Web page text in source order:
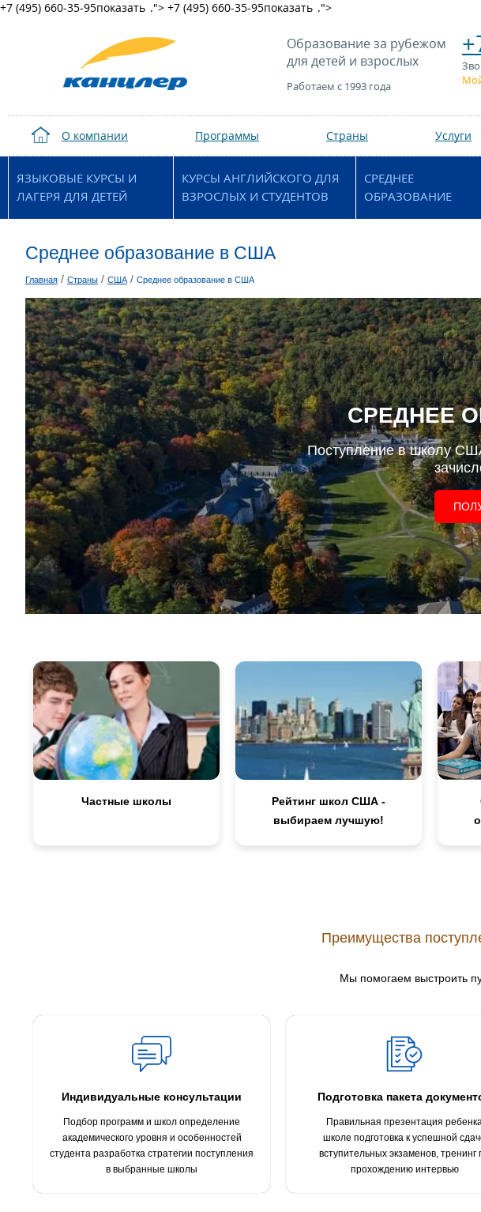
+7 (495) 660-35-95показать ."> +7 (495) 660-35-95показать .">
Образование за рубежом
для детей и взрослых
Работаем с 1993 года
О компании Программы Страны Услуги
ЯЗЫКОВЫЕ КУРСЫ И
ЛАГЕРЯ ДЛЯ ДЕТЕЙ
КУРСЫ АНГЛИЙСКОГО ДЛЯ
ВЗРОСЛЫХ И СТУДЕНТОВ
СРЕДНЕЕ
ОБРАЗОВАНИЕ
Среднее образование в США
Главная / Страны / США / Среднее образование в США
СРЕДНЕЕ
Поступление в школу
Частные школы
Рейтинг школ США -
выбираем лучшую!
Преимущества
Мы помогаем выстроить
Индивидуальные консультации
Подбор программ и школ определение
академического уровня и особенностей
студента разработка стратегии поступления
в выбранные школы
Подготовка пакета
Правильная презентация
школе подготовка к успешной
вступительных экзаменов, тренинг
прохождению интервью